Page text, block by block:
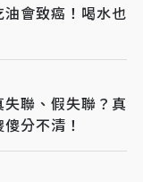
油會致癌！喝水也
失聯、假失聯？真
分不清！